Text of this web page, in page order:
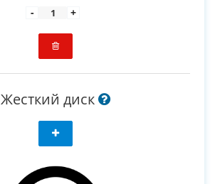
- +
Жесткий диск